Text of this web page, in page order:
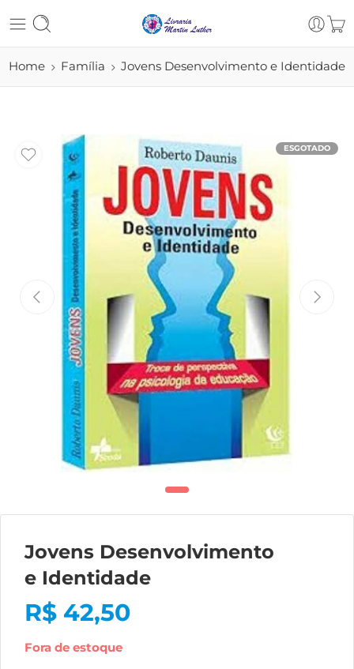
Home Família Jovens Desenvolvimento e Identidade
ESGOTADO
Jovens Desenvolvimento
e Identidade
R$ 42,50
Fora de estoque